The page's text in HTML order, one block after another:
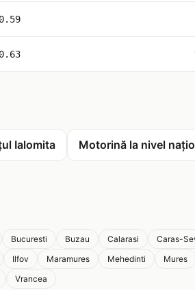
Ialomita Motorină la nivel
Bucuresti Buzau Calarasi Caras-
Ilfov Maramures Mehedinti Mures
Vrancea